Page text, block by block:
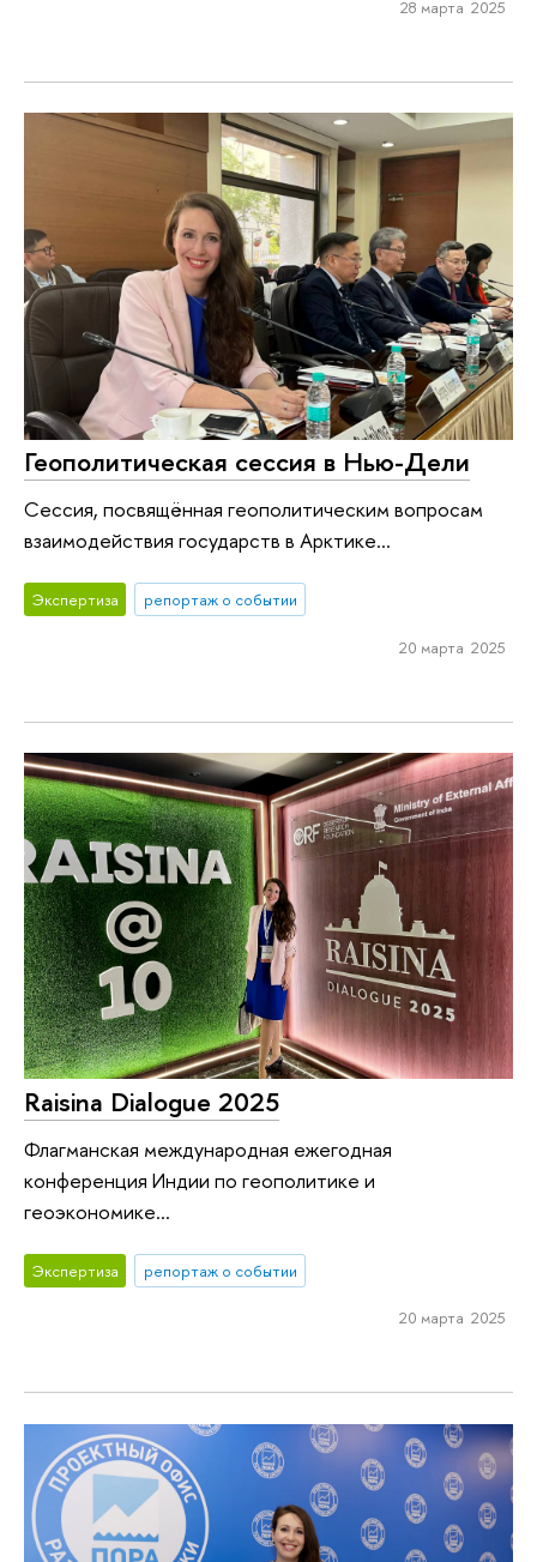
28 марта 2025
Геополитическая сессия в Нью-Дели
Сессия, посвящённая геополитическим вопросам
взаимодействия государств в Арктике...
Экспертиза репортаж о событии
20 марта 2025
Raisina Dialogue 2025
Флагманская международная ежегодная
конференция Индии по геополитике и
геоэкономике...
Экспертиза репортаж о событии
20 марта 2025